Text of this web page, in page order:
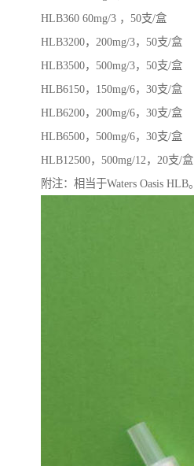
HLB360 60mg/3 ，50支/盒
HLB3200，200mg/3，50支/盒
HLB3500，500mg/3，50支/盒
HLB6150，150mg/6，30支/盒
HLB6200，200mg/6，30支/盒
HLB6500，500mg/6，30支/盒
HLB12500，500mg/12，20支/盒
附注：相当于Waters Oasis HLB。